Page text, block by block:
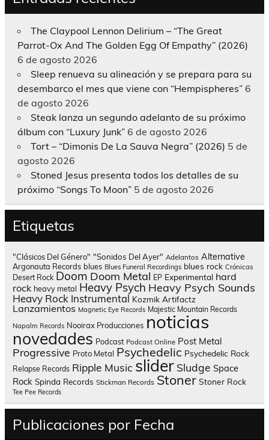
The Claypool Lennon Delirium – “The Great
Parrot-Ox And The Golden Egg Of Empathy” (2026)
6 de agosto 2026
Sleep renueva su alineación y se prepara para su
desembarco el mes que viene con “Hempispheres” 6
de agosto 2026
Steak lanza un segundo adelanto de su próximo
álbum con “Luxury Junk” 6 de agosto 2026
Tort – “Dimonis De La Sauva Negra” (2026) 5 de
agosto 2026
Stoned Jesus presenta todos los detalles de su
próximo “Songs To Moon” 5 de agosto 2026
Etiquetas
"Clásicos Del Género" "Sonidos Del Ayer" Adelantos Alternative
Argonauta Records blues Blues Funeral Recordings blues rock Crónicas
Desert Rock Doom Doom Metal EP Experimental hard
rock heavy metal Heavy Psych Heavy Psych Sounds
Heavy Rock Instrumental Kozmik Artifactz
Lanzamientos Magnetic Eye Records Majestic Mountain Records
Napalm Records Nooirax Producciones noticias
novedades Podcast Podcast Online Post Metal
Progressive Proto Metal Psychedelic Psychedelic Rock
Relapse Records Ripple Music slider Sludge Space
Rock Spinda Records Stickman Records Stoner Stoner Rock
Tee Pee Records
Publicaciones por Fecha